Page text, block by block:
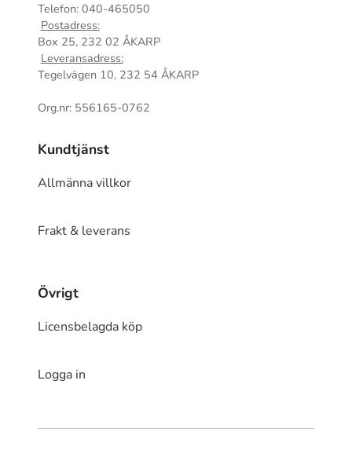
Telefon: 040-465050
Postadress:
Box 25, 232 02 ÅKARP
Leveransadress:
Tegelvägen 10, 232 54 ÅKARP
Org.nr: 556165-0762
Kundtjänst
Allmänna villkor
Frakt & leverans
Övrigt
Licensbelagda köp
Logga in